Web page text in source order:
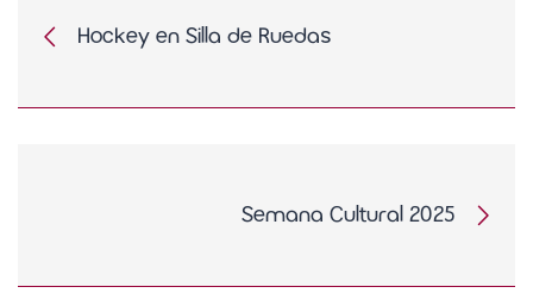
Hockey en Silla de Ruedas
Semana Cultural 2025